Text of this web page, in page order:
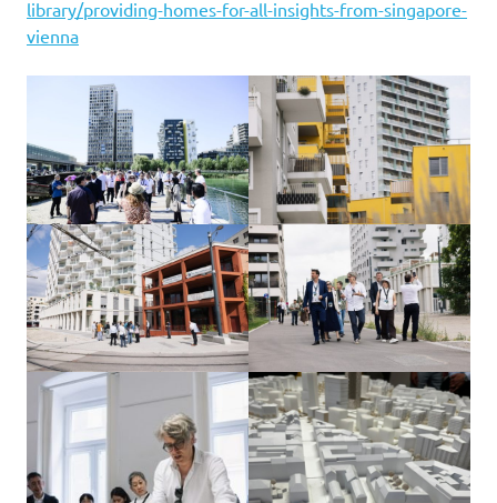
library/providing-homes-for-all-insights-from-singapore-
vienna